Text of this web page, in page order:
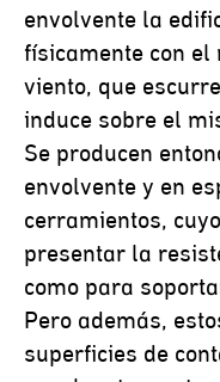
envolvente la
físicamente con el
viento, que
induce sobre el
Se producen
envolvente y en
cerramientos,
presentar la
como para
Pero además,
superficies de